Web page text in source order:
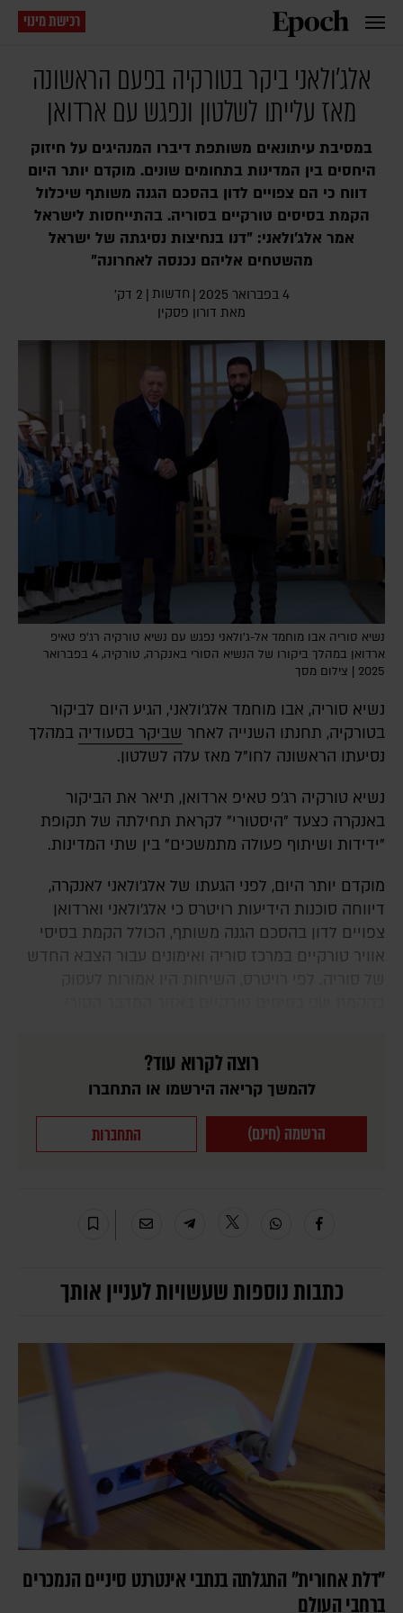
רכישת מינוי
אלג'ולאני ביקר בטורקיה בפעם הראשונה
מאז עלייתו לשלטון ונפגש עם ארדואן
במסיבת עיתונאים משותפת דיברו המנהיגים על חיזוק
היחסים בין המדינות בתחומים שונים. מוקדם יותר היום
דווח כי הם צפויים לדון בהסכם הגנה משותף שיכלול
הקמת בסיסים טורקיים בסוריה. בהתייחסות לישראל
אמר אלג'ולאני: "דנו בנחיצות נסיגתה של ישראל
מהשטחים אליהם נכנסה לאחרונה"
4 בפברואר 2025 | חדשות | 2 דק׳
מאת דורון פסקין
נשיא סוריה אבו מוחמד אל-ג'ולאני נפגש עם נשיא טורקיה רג'פ טאיפ
ארדואן במהלך ביקורו של הנשיא הסורי באנקרה, טורקיה, 4 בפברואר
2025 | צילום מסך
נשיא סוריה, אבו מוחמד אלג'ולאני, הגיע היום לביקור
בטורקיה, תחנתו השנייה לאחר שביקר בסעודיה במהלך
נסיעתו הראשונה לחו"ל מאז עלה לשלטון.
נשיא טורקיה רג'פ טאיפ ארדואן, תיאר את הביקור
באנקרה כצעד "היסטורי" לקראת תחילתה של תקופת
"ידידות ושיתוף פעולה מתמשכים" בין שתי המדינות.
מוקדם יותר היום, לפני הגעתו של אלג'ולאני לאנקרה,
דיווחה סוכנות הידיעות רויטרס כי אלג'ולאני וארדואן
צפויים לדון בהסכם הגנה משותף, הכולל הקמת בסיסי
אוויר טורקיים במרכז סוריה ואימונים עבור הצבא החדש
רוצה לקרוא עוד?
להמשך קריאה הירשמו או התחברו
הרשמה (חינם) התחברות
כתבות נוספות שעשויות לעניין אותך
"דלת אחורית" התגלתה בנתבי אינטרנט סיניים הנמכרים
ברחבי העולם